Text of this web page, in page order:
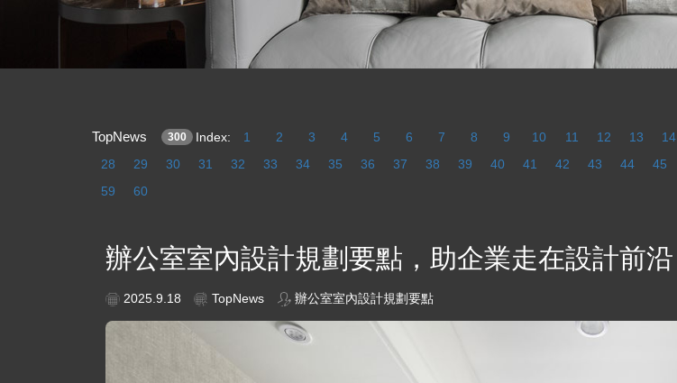
TopNews 300 Index: 1 2 3 4 5 6 7 8 9 10 11 12 13 14
28
29 30 31 32 33 34 35 36 37 38 39 40 41 42 43 44 45
59
60
辦公室室內設計規劃要點，助企業走在設計前沿
2025.9.18 TopNews 辦公室室內設計規劃要點